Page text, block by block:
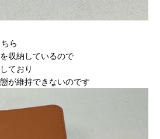
ら
収納しているので
ており
が維持できないのです